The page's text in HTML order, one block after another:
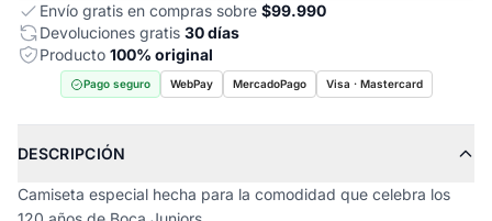
Envío gratis en compras sobre $99.990
Devoluciones gratis 30 días
Producto 100% original
Pago seguro WebPay MercadoPago Visa · Mastercard
DESCRIPCIÓN
Camiseta especial hecha para la comodidad que celebra los